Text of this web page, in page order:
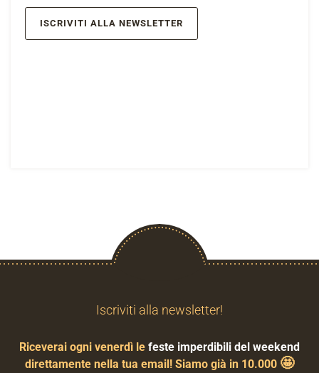
ISCRIVITI ALLA NEWSLETTER
Iscriviti alla newsletter!
Riceverai ogni venerdì le feste imperdibili del weekend
direttamente nella tua email! Siamo già in 10.000 🤩